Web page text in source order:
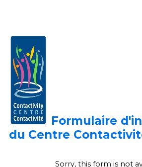
Formulaire
du Centre
Sorry, this form is not